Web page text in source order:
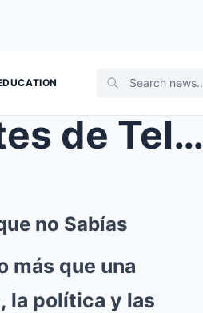
25 Secretos Espeluznantes de Televisa | Todo lo qu...
no Sabías
más que una
la política y las